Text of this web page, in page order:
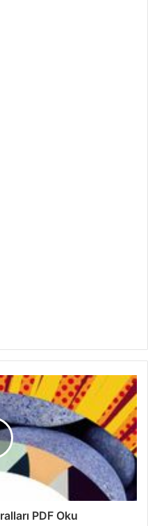
PDF Oku